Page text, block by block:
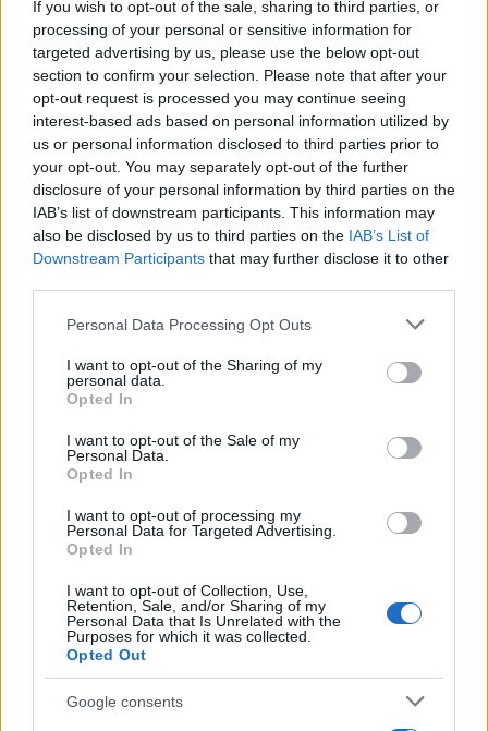
If you wish to opt-out of the sale, sharing to third parties, or
processing of your personal or sensitive information for
targeted advertising by us, please use the below opt-out
section to confirm your selection. Please note that after your
opt-out request is processed you may continue seeing
interest-based ads based on personal information utilized by
us or personal information disclosed to third parties prior to
your opt-out. You may separately opt-out of the further
disclosure of your personal information by third parties on the
IAB’s list of downstream participants. This information may
also be disclosed by us to third parties on the IAB’s List of
Downstream Participants that may further disclose it to other
Please note that this website/app uses one or more Google
not limited to your visit or usage behaviour. You may click to
grant or deny consent to Google and its third-party tags to
use your data for below specified purposes in below Google
consent section.
Personal Data Processing Opt Outs
I want to opt-out of the Sharing of my
personal data.
Opted In
I want to opt-out of the Sale of my
Personal Data.
Opted In
I want to opt-out of processing my
Personal Data for Targeted Advertising.
Opted In
I want to opt-out of Collection, Use,
Retention, Sale, and/or Sharing of my
Personal Data that Is Unrelated with the
Purposes for which it was collected.
Opted Out
Google consents
Guía para evaluar RWA: custodios, oráculos, liquidez y riesgo
legal
Marta Ruiz · 6 Ago 2026
CRIPTOMONEDAS
Vladimir Putin firma ley que regula el uso de criptomonedas en
Rusia a partir de septiembre
Diego Martín · 6 Ago 2026
CRIPTOMONEDAS